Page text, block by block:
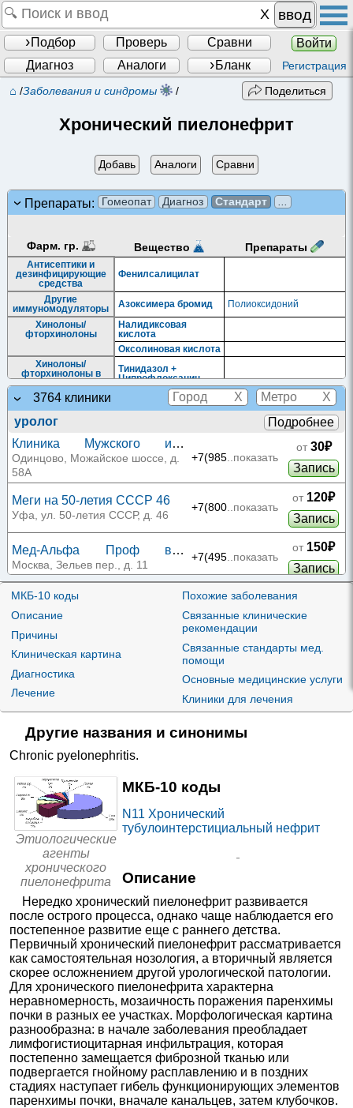
ввод
Подбор Проверь Сравни
Войти
Диагноз
Аналоги Бланк Регистрация
⌂ /Заболевания и синдромы / Поделиться
Хронический пиелонефрит
Добавь Аналоги Сравни
Препараты: Гомеопат Диагноз Стандарт
Фарм. гр. Вещество Препараты
Антисептики и
дезинфицирующие
средства
Фенилсалицилат
Другие
иммуномодуляторы
Азоксимера бромид Полиоксидоний
Хинолоны/
фторхинолоны
Налидиксовая
кислота
Оксолиновая кислота
Хинолоны/
фторхинолоны в
Тинидазол +
Ципрофлоксацин
Цефалоспорины 1-го
Цефалексин
3764 клиники X
X
уролог
Подробнее
Клиника Мужского и
Женского Здоровья в
Одинцово
Одинцово, Можайское шоссе, д.
58А
+7(985..показать
от 30₽
Запись
Меги на 50-летия СССР 46
Уфа, ул. 50-летия СССР, д. 46
+7(800..показать
от 120₽
Запись
Мед-Альфа Проф в
Зельевом переулке
Москва, Зельев пер., д. 11
+7(495..показать
от 150₽
Запись
Поликлиника №25 на
проспекте Солидарности
Санкт-Петербург, пр-т
Солидарности, д. 1, корп. 1А
от
Запись
Железнодорожная
Правды
+7(347 ..показать
от 350₽
Центр реабилитации РЖД
на Союзной
Уфа, ул. Союзная, д. 35
..показать
НКЦ ОАО «РЖД» на
Часовой
Москва, ул. Часовая, д. 20
МЦ Доктор Вид на
Чистоозерной
Волгоград, ул. Чистоозерная, д.
+7(844
Зимамед в Яблоновском
Краснодар, пгт Яблоновский, ул.
Гагарина, д. 157/2
..показать
МЦ Медицина в Наро-
Фоминске
Наро-Фоминск, ул. Шибанкова,
д. 3
+7(800 ..показать
от 500₽
Запись
Ещё 3754 клиники
МКБ-10 коды
Описание
Причины
Клиническая картина
Диагностика
Лечение
Похожие заболевания
Связанные клинические
рекомендации
Связанные стандарты мед.
помощи
Основные медицинские услуги
Клиники для лечения
Другие названия и синонимы
Chronic pyelonephritis.
Этиологические
агенты
хронического
пиелонефрита
МКБ-10 коды
N11 Хронический
тубулоинтерстициальный нефрит
Описание
Нередко хронический пиелонефрит развивается
после острого процесса, однако чаще наблюдается его
постепенное развитие еще с раннего детства.
Первичный хронический пиелонефрит рассматривается
как самостоятельная нозология, а вторичный является
скорее осложнением другой урологической патологии.
Для хронического пиелонефрита характерна
неравномерность, мозаичность поражения паренхимы
почки в разных ее участках. Морфологическая картина
разнообразна: в начале заболевания преобладает
лимфогистиоцитарная инфильтрация, которая
постепенно замещается фиброзной тканью или
подвергается гнойному расплавлению и в поздних
стадиях наступает гибель функционирующих элементов
паренхимы почки, вначале канальцев, затем клубочков.